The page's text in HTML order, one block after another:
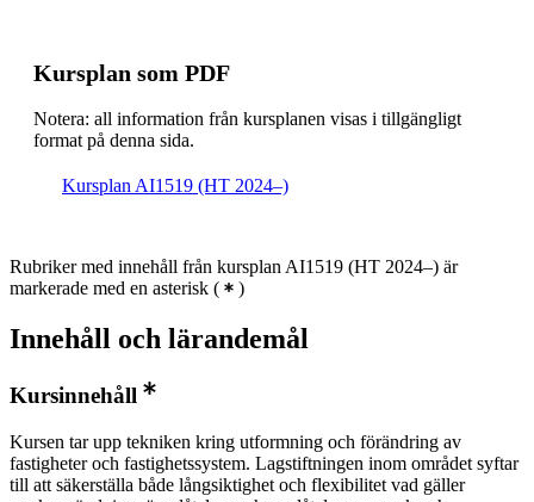
Kursplan som PDF
Notera: all information från kursplanen visas i tillgängligt
format på denna sida.
Kursplan AI1519 (HT 2024–)
Rubriker med innehåll från kursplan AI1519 (HT 2024–) är
markerade med en asterisk ( )
Innehåll och lärandemål
Kursinnehåll
Kursen tar upp tekniken kring utformning och förändring av
fastigheter och fastighetssystem. Lagstiftningen inom området syftar
till att säkerställa både långsiktighet och flexibilitet vad gäller